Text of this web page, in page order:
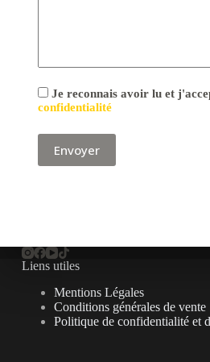
Je reconnais avoir lu et
confidentialité
Liens utiles
Mentions Légales
Conditions générales de vente
Politique de confidentialité et